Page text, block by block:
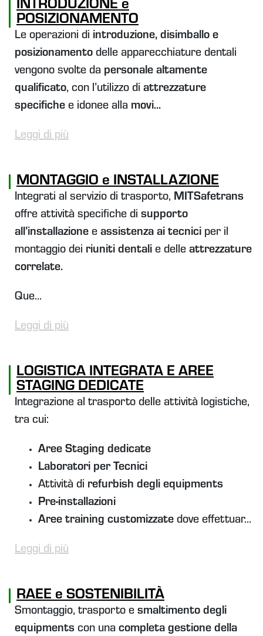
INTRODUZIONE e
POSIZIONAMENTO
Le operazioni di introduzione, disimballo e
posizionamento delle apparecchiature dentali
vengono svolte da personale altamente
qualificato, con l’utilizzo di attrezzature
specifiche e idonee alla movi...
Leggi di più
MONTAGGIO e INSTALLAZIONE
Integrati al servizio di trasporto, MITSafetrans
offre attività specifiche di supporto
all’installazione e assistenza ai tecnici per il
montaggio dei riuniti dentali e delle attrezzature
correlate.
Que...
Leggi di più
LOGISTICA INTEGRATA E AREE
STAGING DEDICATE
Integrazione al trasporto delle attività logistiche,
tra cui:
Aree Staging dedicate
Laboratori per Tecnici
Attività di refurbish degli equipments
Pre-installazioni
Aree training customizzate dove effettuar...
Leggi di più
RAEE e SOSTENIBILITÀ
Smontaggio, trasporto e smaltimento degli
equipments con una completa gestione della